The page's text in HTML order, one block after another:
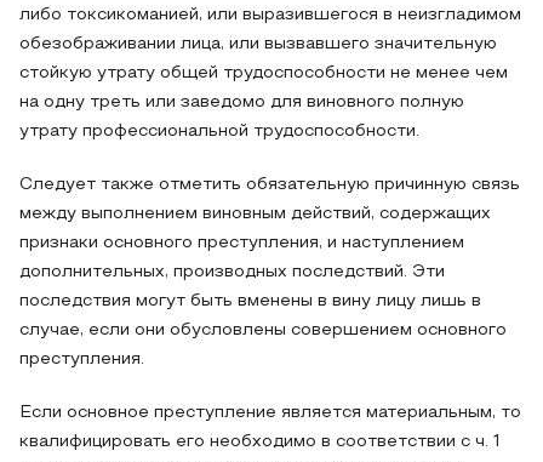
либо токсикоманией, или выразившегося в неизгладимом
обезображивании лица, или вызвавшего значительную
стойкую утрату общей трудоспособности не менее чем
на одну треть или заведомо для виновного полную
утрату профессиональной трудоспособности.
Следует также отметить обязательную причинную связь
между выполнением виновным действий, содержащих
признаки основного преступления, и наступлением
дополнительных, производных последствий. Эти
последствия могут быть вменены в вину лицу лишь в
случае, если они обусловлены совершением основного
преступления.
Если основное преступление является материальным, то
квалифицировать его необходимо в соответствии с ч. 1